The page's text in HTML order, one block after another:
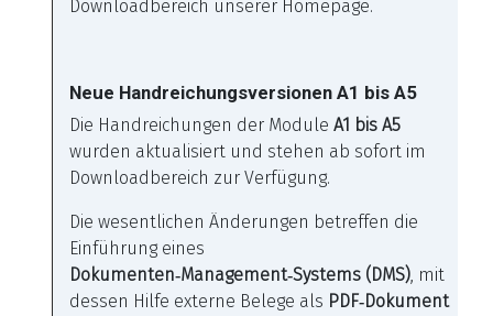
Downloadbereich unserer Homepage.
Neue Handreichungsversionen A1 bis A5
Die Handreichungen der Module A1 bis A5
wurden aktualisiert und stehen ab sofort im
Downloadbereich zur Verfügung.
Die wesentlichen Änderungen betreffen die
Einführung eines
Dokumenten‑Management‑Systems (DMS), mit
dessen Hilfe externe Belege als PDF‑Dokument